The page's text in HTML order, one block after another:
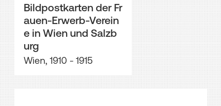
Bildpostkarten der Fr
auen-Erwerb-Verein
e in Wien und Salzb
urg
Wien, 1910 - 1915